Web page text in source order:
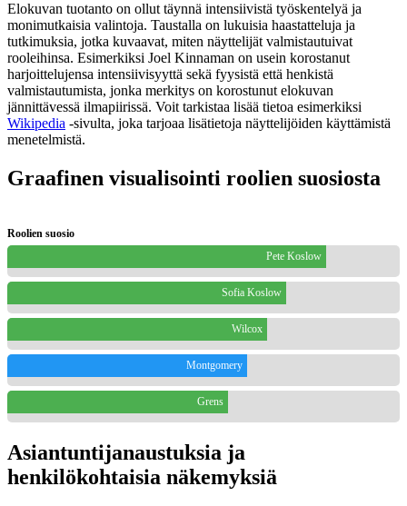
Elokuvan tuotanto on ollut täynnä intensiivistä työskentelyä ja
monimutkaisia valintoja. Taustalla on lukuisia haastatteluja ja
tutkimuksia, jotka kuvaavat, miten näyttelijät valmistautuivat
rooleihinsa. Esimerkiksi Joel Kinnaman on usein korostanut
harjoittelujensa intensiivisyyttä sekä fyysistä että henkistä
valmistautumista, jonka merkitys on korostunut elokuvan
jännittävessä ilmapiirissä. Voit tarkistaa lisää tietoa esimerkiksi
Wikipedia -sivulta, joka tarjoaa lisätietoja näyttelijöiden käyttämistä
menetelmistä.
Graafinen visualisointi roolien suosiosta
Roolien suosio
Pete Koslow
Sofia Koslow
Wilcox
Montgomery
Grens
Asiantuntijanaustuksia ja
henkilökohtaisia näkemyksiä